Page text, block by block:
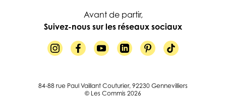
Avant de partir,
Suivez-nous sur les réseaux sociaux
84-88 rue Paul Vaillant Couturier, 92230 Gennevilliers
© Les Commis 2026